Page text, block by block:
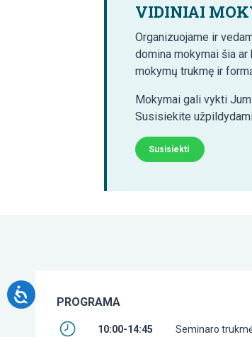
VIDINIAI
Organizuojame ir
domina mokymai šia
mokymų trukmę ir
Mokymai gali vykti
Susisiekite
Susisiekti
PROGRAMA
10:00-14:45 Seminaro